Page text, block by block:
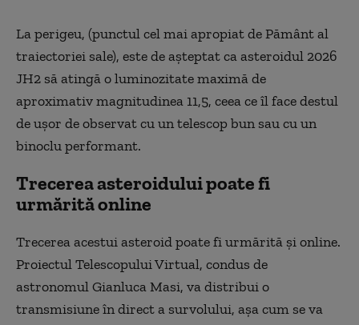
La perigeu, (punctul cel mai apropiat de Pământ al
traiectoriei sale), este de aşteptat ca asteroidul 2026
JH2 să atingă o luminozitate maximă de
aproximativ magnitudinea 11,5, ceea ce îl face destul
de uşor de observat cu un telescop bun sau cu un
binoclu performant.
Trecerea asteroidului poate fi
urmărită online
Trecerea acestui asteroid poate fi urmărită şi online.
Proiectul Telescopului Virtual, condus de
astronomul Gianluca Masi, va distribui o
transmisiune în direct a survolului, aşa cum se va